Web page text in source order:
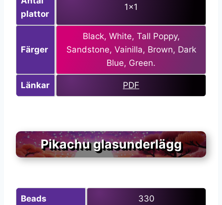
plattor
1×1
Färger
Black, White, Tall Poppy,
Sandstone, Vainilla, Brown, Dark
Blue, Green.
Länkar PDF
Pikachu glasunderlägg
Beads 330